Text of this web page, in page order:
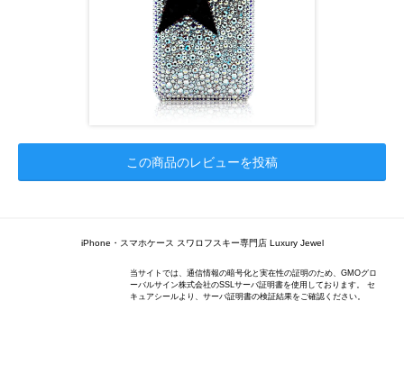
この商品のレビューを投稿
iPhone・スマホケース スワロフスキー専門店 Luxury Jewel
当サイトでは、通信情報の暗号化と実在性の証明のため、GMOグロ
ーバルサイン株式会社のSSLサーバ証明書を使用しております。 セ
キュアシールより、サーバ証明書の検証結果をご確認ください。